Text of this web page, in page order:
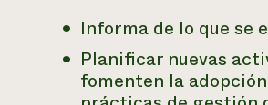
Informa de lo que se
Planificar nuevas
fomenten la